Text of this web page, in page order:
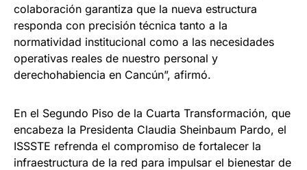
colaboración garantiza que la nueva estructura
responda con precisión técnica tanto a la
normatividad institucional como a las necesidades
operativas reales de nuestro personal y
derechohabiencia en Cancún”, afirmó.
En el Segundo Piso de la Cuarta Transformación, que
encabeza la Presidenta Claudia Sheinbaum Pardo, el
ISSSTE refrenda el compromiso de fortalecer la
infraestructura de la red para impulsar el bienestar de